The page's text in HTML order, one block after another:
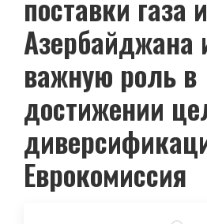
Азербайджана
важную роль в
достижении
Еврокомиссия